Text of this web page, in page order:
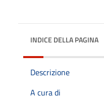
INDICE DELLA PAGINA
Descrizione
A cura di